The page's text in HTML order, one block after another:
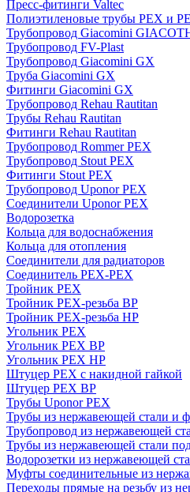
Пресс-фитинги Valtec
Полиэтиленовые трубы PEX и
Трубопровод Giacomini
Трубопровод FV-Plast
Трубопровод Giacomini GX
Труба Giacomini GX
Фитинги Giacomini GX
Трубопровод Rehau Rautitan
Трубы Rehau Rautitan
Фитинги Rehau Rautitan
Трубопровод Rommer PEX
Трубопровод Stout PEX
Фитинги Stout PEX
Трубопровод Uponor PEX
Соединители Uponor PEX
Водорозетка
Кольца для водоснабжения
Кольца для отопления
Соединители для радиаторов
Соединитель PEX-PEX
Тройник PEX
Тройник PEX-резьба ВР
Тройник PEX-резьба НР
Угольник PEX
Угольник PEX ВР
Угольник PEX НР
Штуцер PEX c накидной гайкой
Штуцер PEX ВР
Трубы Uponor PEX
Трубы из нержавеющей стали и
Трубопровод из нержавеющей
Трубы из нержавеющей стали
Водорозетки из нержавеющей
Муфты соединительные из
Переходы прямые на резьбу из